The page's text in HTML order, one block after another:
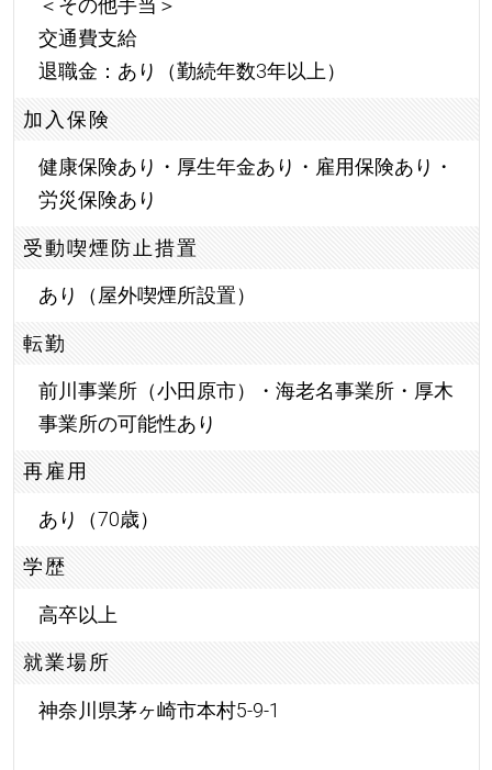
＜その他手当＞
交通費支給
退職金：あり（勤続年数3年以上）
加入保険
健康保険あり・厚生年金あり・雇用保険あり・
労災保険あり
受動喫煙防止措置
あり（屋外喫煙所設置）
転勤
前川事業所（小田原市）・海老名事業所・厚木
事業所の可能性あり
再雇用
あり（70歳）
学歴
高卒以上
就業場所
神奈川県茅ヶ崎市本村5-9-1